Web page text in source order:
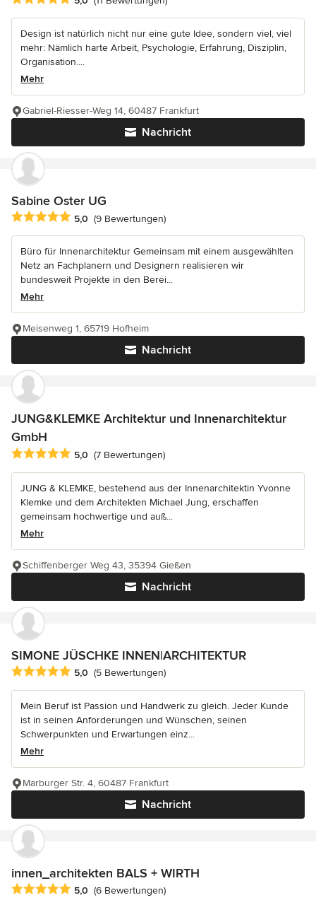
Design ist natürlich nicht nur eine gute Idee, sondern viel, viel
mehr: Nämlich harte Arbeit, Psychologie, Erfahrung, Disziplin,
Organisation....
Mehr
Nachricht
Gabriel-Riesser-Weg 14, 60487 Frankfurt
Sabine Oster UG
Durchschnittliche Bewertung: 5 von 5 Sternen
5,0 (9 Bewertungen)
Büro für Innenarchitektur Gemeinsam mit einem ausgewählten
Netz an Fachplanern und Designern realisieren wir
bundesweit Projekte in den Berei...
Mehr
Nachricht
Meisenweg 1, 65719 Hofheim
JUNG&KLEMKE Architektur und Innenarchitektur
GmbH
Durchschnittliche Bewertung: 5 von 5 Sternen
5,0 (7 Bewertungen)
JUNG & KLEMKE, bestehend aus der Innenarchitektin Yvonne
Klemke und dem Architekten Michael Jung, erschaffen
gemeinsam hochwertige und auß...
Mehr
Nachricht
Schiffenberger Weg 43, 35394 Gießen
SIMONE JÜSCHKE INNEN|ARCHITEKTUR
Durchschnittliche Bewertung: 5 von 5 Sternen
5,0 (5 Bewertungen)
Mein Beruf ist Passion und Handwerk zu gleich. Jeder Kunde
ist in seinen Anforderungen und Wünschen, seinen
Schwerpunkten und Erwartungen einz...
Mehr
Nachricht
Marburger Str. 4, 60487 Frankfurt
innen_architekten BALS + WIRTH
Durchschnittliche Bewertung: 5 von 5 Sternen
5,0 (6 Bewertungen)